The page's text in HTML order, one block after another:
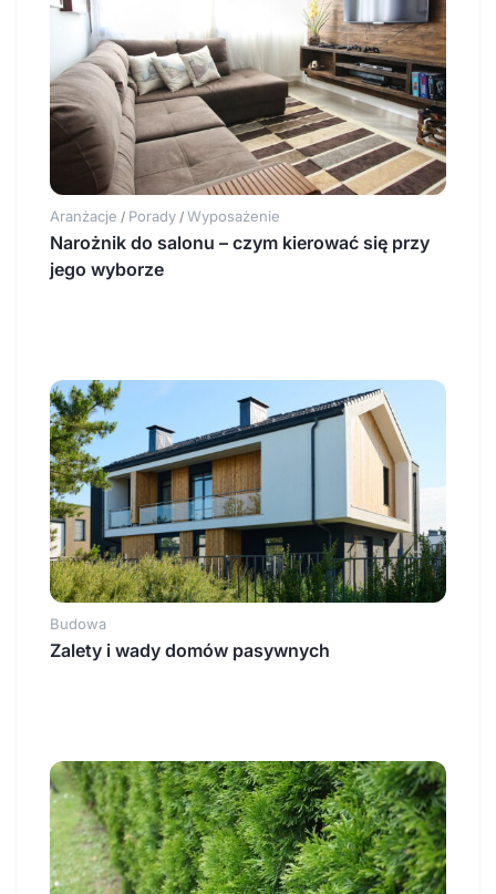
Aranżacje / Porady / Wyposażenie
Narożnik do salonu – czym kierować się przy
jego wyborze
Budowa
Zalety i wady domów pasywnych